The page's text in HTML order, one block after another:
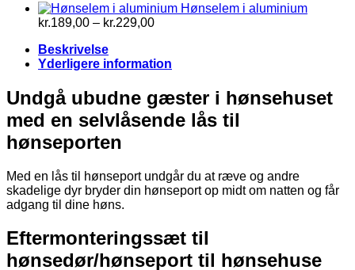
Hønselem i aluminium
kr.189,00 – kr.229,00Prisinterval:
kr.229,00
Beskrivelse
Yderligere information
Undgå ubudne gæster i hønsehuset
med en selvlåsende lås til
hønseporten
Med en lås til hønseport undgår du at ræve og andre
skadelige dyr bryder din hønseport op midt om natten og får
adgang til dine høns.
Eftermonteringssæt til
hønsedør/hønseport til hønsehuse